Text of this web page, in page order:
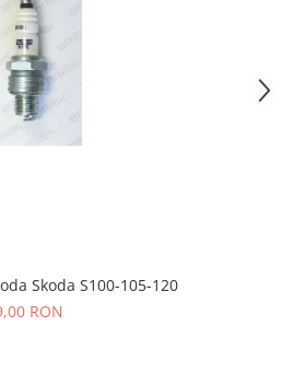
Skoda S100-105-120
RON